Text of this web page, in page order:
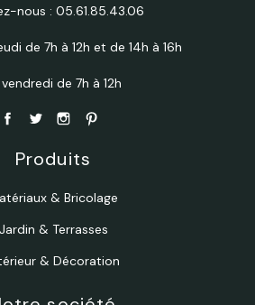
nous : 05.61.85.43.06
de 7h à 12h et de 14h à 16h
de 7h à 12h
Produits
& Bricolage
Jardin & Terrasses
& Décoration